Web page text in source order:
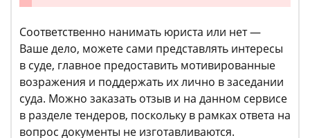
Соответственно нанимать юриста или нет —
Ваше дело, можете сами представлять интересы
в суде, главное предоставить мотивированные
возражения и поддержать их лично в заседании
суда. Можно заказать отзыв и на данном сервисе
в разделе тендеров, поскольку в рамках ответа на
вопрос документы не изготавливаются.